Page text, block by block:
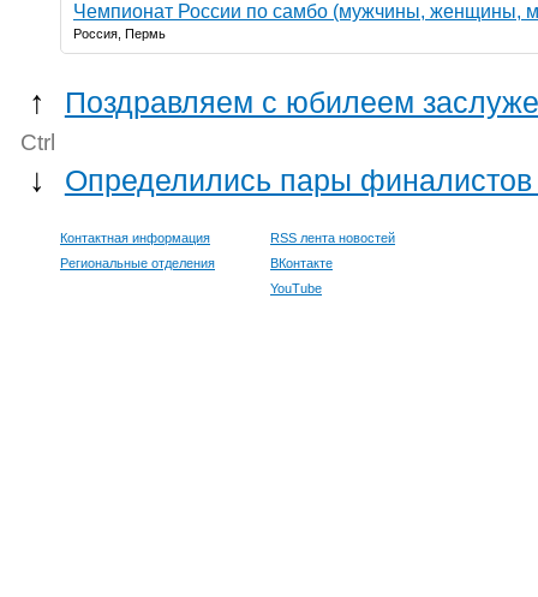
Чемпионат России по самбо (мужчины, женщины,
Россия, Пермь
↑ Поздравляем с юбилеем
Ctrl
↓ Определились пары финалистов
Контактная информация
Региональные отделения
RSS лента новостей
ВКонтакте
YouTube